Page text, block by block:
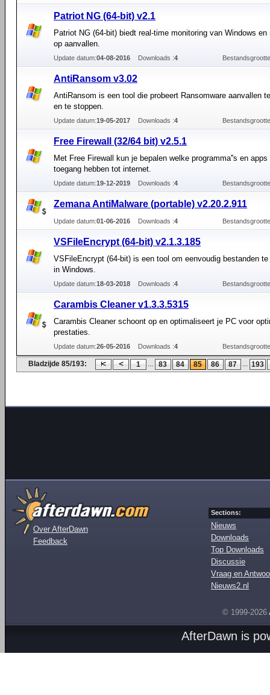
Patriot NG (64-bit) v2.1
Patriot NG (64-bit) biedt real-time monitoring van Windows en
op aanvallen.
Update datum:04-08-2016 Downloads :4
AntiRansom v3.02
AntiRansom is een tool die probeert Ransomware aanvallen
en te stoppen.
Update datum:19-05-2017 Downloads :4
Free Firewall (32/64 bit) v2.5.1
Met Free Firewall kun je bepalen welke programma''s en
toegang hebben tot internet.
Update datum:19-12-2019 Downloads :4
Zemana AntiMalware (portable) v2.20.2.911
Update datum:01-06-2016 Downloads :4
VSFileEncrypt (64-bit) v2.1.3.185
VSFileEncrypt (64-bit) is een tool om eenvoudig bestanden
in Windows.
Update datum:18-03-2018 Downloads :4
Carambis Cleaner v1.3.3.5315
Carambis Cleaner schoont op en optimaliseert je PC voor
prestaties.
Update datum:26-05-2016 Downloads :4
Bladzijde 85/193: 1 ... 83 84 85 86 87 ... 193
Over AfterDawn
Feedback
Sections:
Nieuws
Downloads
Top Downloads
Discussie
Vraag en
Nieuws2.nl
© 1999-2026
AfterDawn is